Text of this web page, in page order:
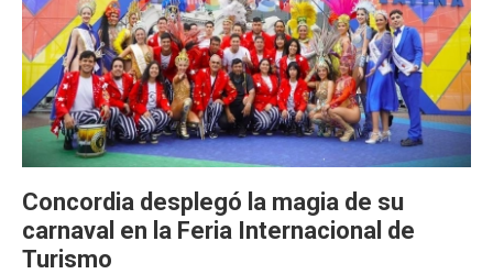
Concordia desplegó la magia de su
carnaval en la Feria Internacional de
Turismo